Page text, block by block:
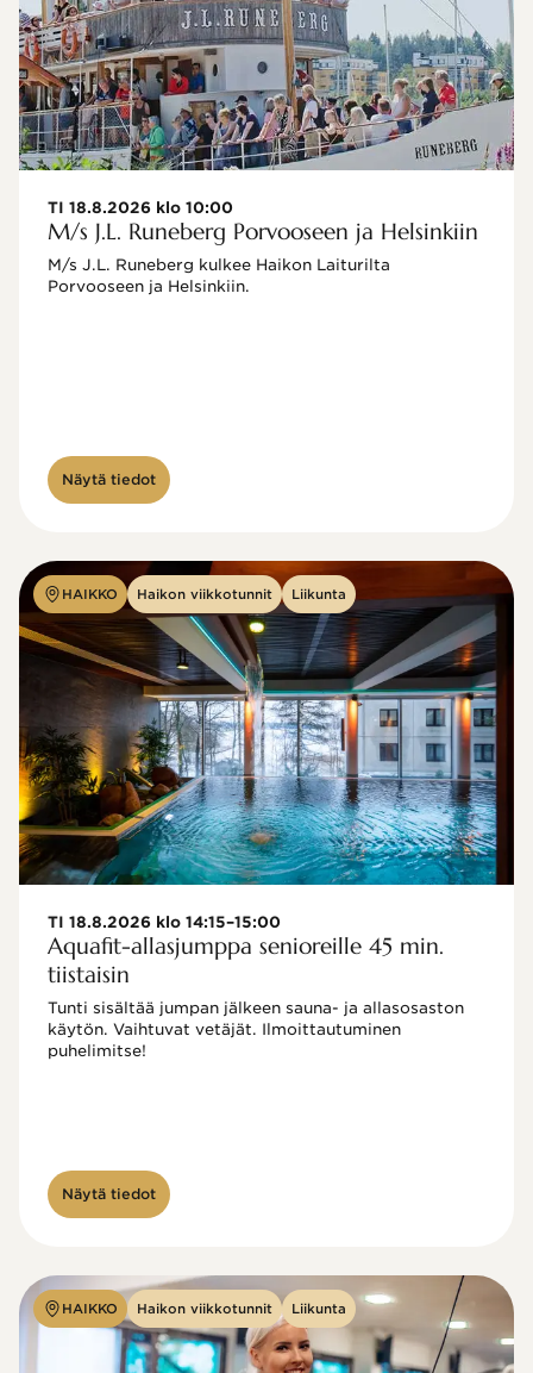
TI 18.8.2026 klo 10:00
M/s J.L. Runeberg Porvooseen ja Helsinkiin
M/s J.L. Runeberg kulkee Haikon Laiturilta
Porvooseen ja Helsinkiin.
Näytä tiedot
HAIKKO Haikon viikkotunnit Liikunta
TI 18.8.2026 klo 14:15–15:00
Aquafit-allasjumppa senioreille 45 min.
tiistaisin
Tunti sisältää jumpan jälkeen sauna- ja allasosaston
käytön. Vaihtuvat vetäjät. Ilmoittautuminen
puhelimitse!
Näytä tiedot
HAIKKO Haikon viikkotunnit Liikunta